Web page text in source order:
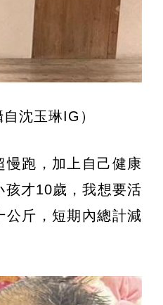
沈玉琳IG）
跑，加上自己健康
才10歲，我想要活
公斤，短期內總計減